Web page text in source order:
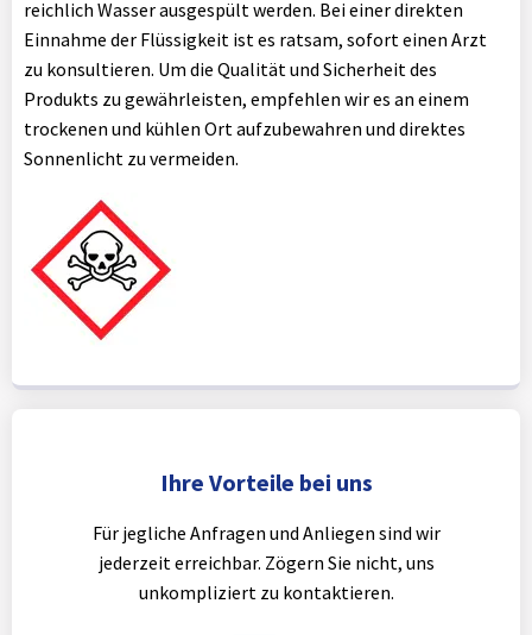
reichlich Wasser ausgespült werden. Bei einer direkten
Einnahme der Flüssigkeit ist es ratsam, sofort einen Arzt
zu konsultieren. Um die Qualität und Sicherheit des
Produkts zu gewährleisten, empfehlen wir es an einem
trockenen und kühlen Ort aufzubewahren und direktes
Sonnenlicht zu vermeiden.
Ihre Vorteile bei uns
Für jegliche Anfragen und Anliegen sind wir
jederzeit erreichbar. Zögern Sie nicht, uns
unkompliziert zu kontaktieren.